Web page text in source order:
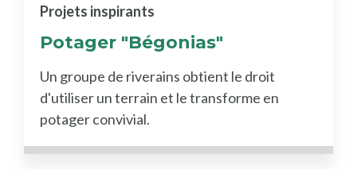
Potager "Bégonias"
Projets inspirants
Un groupe de riverains obtient le droit
d'utiliser un terrain et le transforme en
potager convivial.